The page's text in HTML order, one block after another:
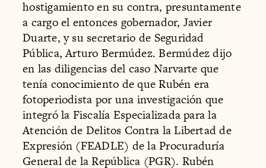
hostigamiento en su contra, presuntamente
a cargo el entonces gobernador, Javier
Duarte, y su secretario de Seguridad
Pública, Arturo Bermúdez. Bermúdez dijo
en las diligencias del caso Narvarte que
tenía conocimiento de que Rubén era
fotoperiodista por una investigación que
integró la Fiscalía Especializada para la
Atención de Delitos Contra la Libertad de
Expresión (FEADLE) de la Procuraduría
General de la República (PGR). Rubén